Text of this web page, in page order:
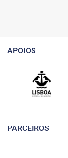
APOIOS
PARCEIROS